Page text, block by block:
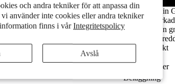
och andra tekniker för att anpassa din
använder inte cookies eller andra tekniker
finns i vårIntegritetspolicy
Avslå
Made in
Med en
Fri frakt
Ordernummer
Beläggning